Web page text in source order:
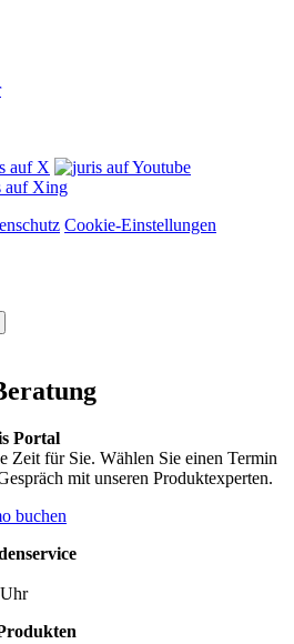
Cookie-Einstellungen
Portal
Zeit für Sie. Wählen Sie einen Termin
mit unseren Produktexperten.
buchen